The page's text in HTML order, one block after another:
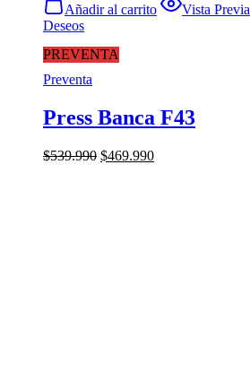
PREVENTA
Añadir al carrito Vista Previa
Deseos
Preventa
Press Banca F43
$539.990 El
$469.990El